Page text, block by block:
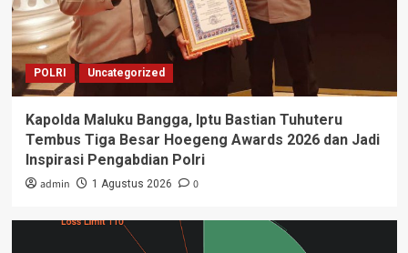
POLRI Uncategorized
Kapolda Maluku Bangga, Iptu Bastian Tuhuteru
Tembus Tiga Besar Hoegeng Awards 2026 dan Jadi
Inspirasi Pengabdian Polri
admin 1 Agustus 2026 0